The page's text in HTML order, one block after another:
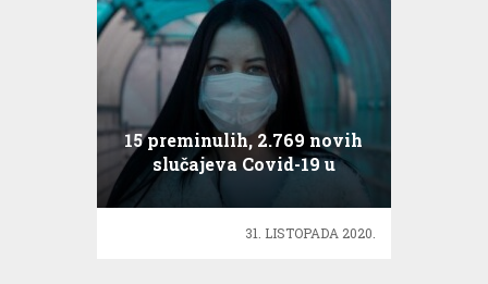
15 preminulih, 2.769 novih
slučajeva Covid-19 u
Hrvatskoj
31. LISTOPADA 2020.